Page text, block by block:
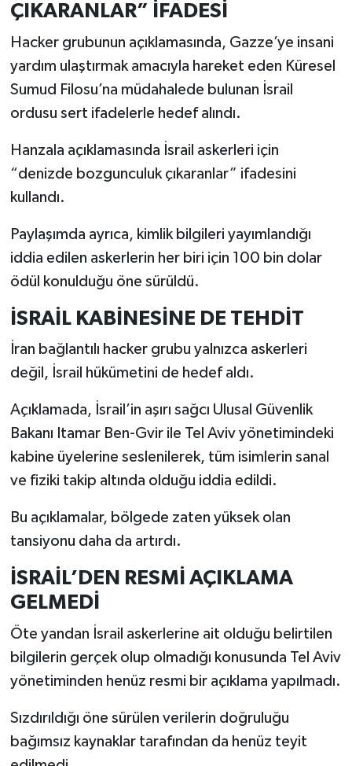
ÇIKARANLAR” İFADESİ
Hacker grubunun açıklamasında, Gazze’ye insani
yardım ulaştırmak amacıyla hareket eden Küresel
Sumud Filosu’na müdahalede bulunan İsrail
ordusu sert ifadelerle hedef alındı.
Hanzala açıklamasında İsrail askerleri için
“denizde bozgunculuk çıkaranlar” ifadesini
kullandı.
Paylaşımda ayrıca, kimlik bilgileri yayımlandığı
iddia edilen askerlerin her biri için 100 bin dolar
ödül konulduğu öne sürüldü.
İSRAİL KABİNESİNE DE TEHDİT
İran bağlantılı hacker grubu yalnızca askerleri
değil, İsrail hükümetini de hedef aldı.
Açıklamada, İsrail’in aşırı sağcı Ulusal Güvenlik
Bakanı Itamar Ben-Gvir ile Tel Aviv yönetimindeki
kabine üyelerine seslenilerek, tüm isimlerin sanal
ve fiziki takip altında olduğu iddia edildi.
Bu açıklamalar, bölgede zaten yüksek olan
tansiyonu daha da artırdı.
İSRAİL’DEN RESMİ AÇIKLAMA
GELMEDİ
Öte yandan İsrail askerlerine ait olduğu belirtilen
bilgilerin gerçek olup olmadığı konusunda Tel Aviv
yönetiminden henüz resmi bir açıklama yapılmadı.
Sızdırıldığı öne sürülen verilerin doğruluğu
bağımsız kaynaklar tarafından da henüz teyit